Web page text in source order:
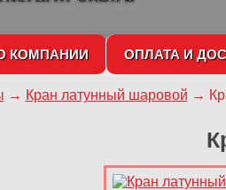
КОМПАНИИ ОПЛАТА И
→ Кран латунный шаровой →